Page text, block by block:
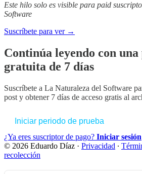
Este hilo solo es visible para paid
Software
Suscríbete para ver →
Continúa leyendo con una
gratuita de 7 días
Suscríbete a La Naturaleza del Software
post y obtener 7 días de acceso gratis al
Iniciar periodo de prueba
¿Ya eres suscriptor de pago? Iniciar sesión
© 2026 Eduardo Díaz · Privacidad ∙
recolección